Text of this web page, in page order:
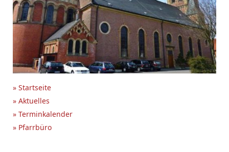
» Startseite
» Aktuelles
» Terminkalender
» Pfarrbüro